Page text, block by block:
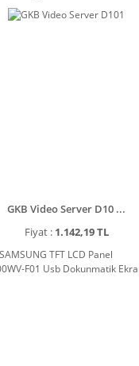
GKB Video Server D10 ...
Fiyat : 1.142,19 TL